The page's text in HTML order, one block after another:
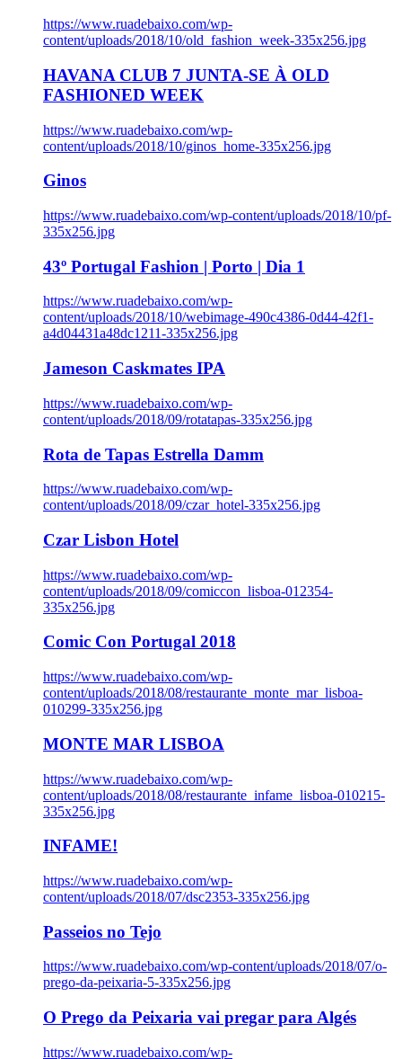
https://www.ruadebaixo.com/wp-
content/uploads/2018/10/old_fashion_week-335x256.jpg
HAVANA CLUB 7 JUNTA-SE À OLD
FASHIONED WEEK
https://www.ruadebaixo.com/wp-
content/uploads/2018/10/ginos_home-335x256.jpg
Ginos
https://www.ruadebaixo.com/wp-content/uploads/2018/10/pf-
335x256.jpg
43º Portugal Fashion | Porto | Dia 1
https://www.ruadebaixo.com/wp-
content/uploads/2018/10/webimage-490c4386-0d44-42f1-
a4d04431a48dc1211-335x256.jpg
Jameson Caskmates IPA
https://www.ruadebaixo.com/wp-
content/uploads/2018/09/rotatapas-335x256.jpg
Rota de Tapas Estrella Damm
https://www.ruadebaixo.com/wp-
content/uploads/2018/09/czar_hotel-335x256.jpg
Czar Lisbon Hotel
https://www.ruadebaixo.com/wp-
content/uploads/2018/09/comiccon_lisboa-012354-
335x256.jpg
Comic Con Portugal 2018
https://www.ruadebaixo.com/wp-
content/uploads/2018/08/restaurante_monte_mar_lisboa-
010299-335x256.jpg
MONTE MAR LISBOA
https://www.ruadebaixo.com/wp-
content/uploads/2018/08/restaurante_infame_lisboa-010215-
335x256.jpg
INFAME!
https://www.ruadebaixo.com/wp-
content/uploads/2018/07/dsc2353-335x256.jpg
Passeios no Tejo
https://www.ruadebaixo.com/wp-content/uploads/2018/07/o-
prego-da-peixaria-5-335x256.jpg
O Prego da Peixaria vai pregar para Algés
https://www.ruadebaixo.com/wp-